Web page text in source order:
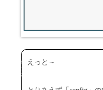
Copyright© 2023-2026
Friction River Software
All Rights Reserved.
えっと～